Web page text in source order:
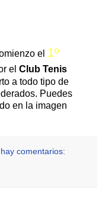
el 1º
el Club Tenis
a todo tipo de
Puedes
en la imagen
comentarios: